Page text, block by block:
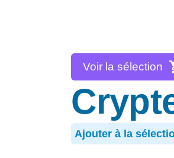
Voir la sélection
Ajouter à la